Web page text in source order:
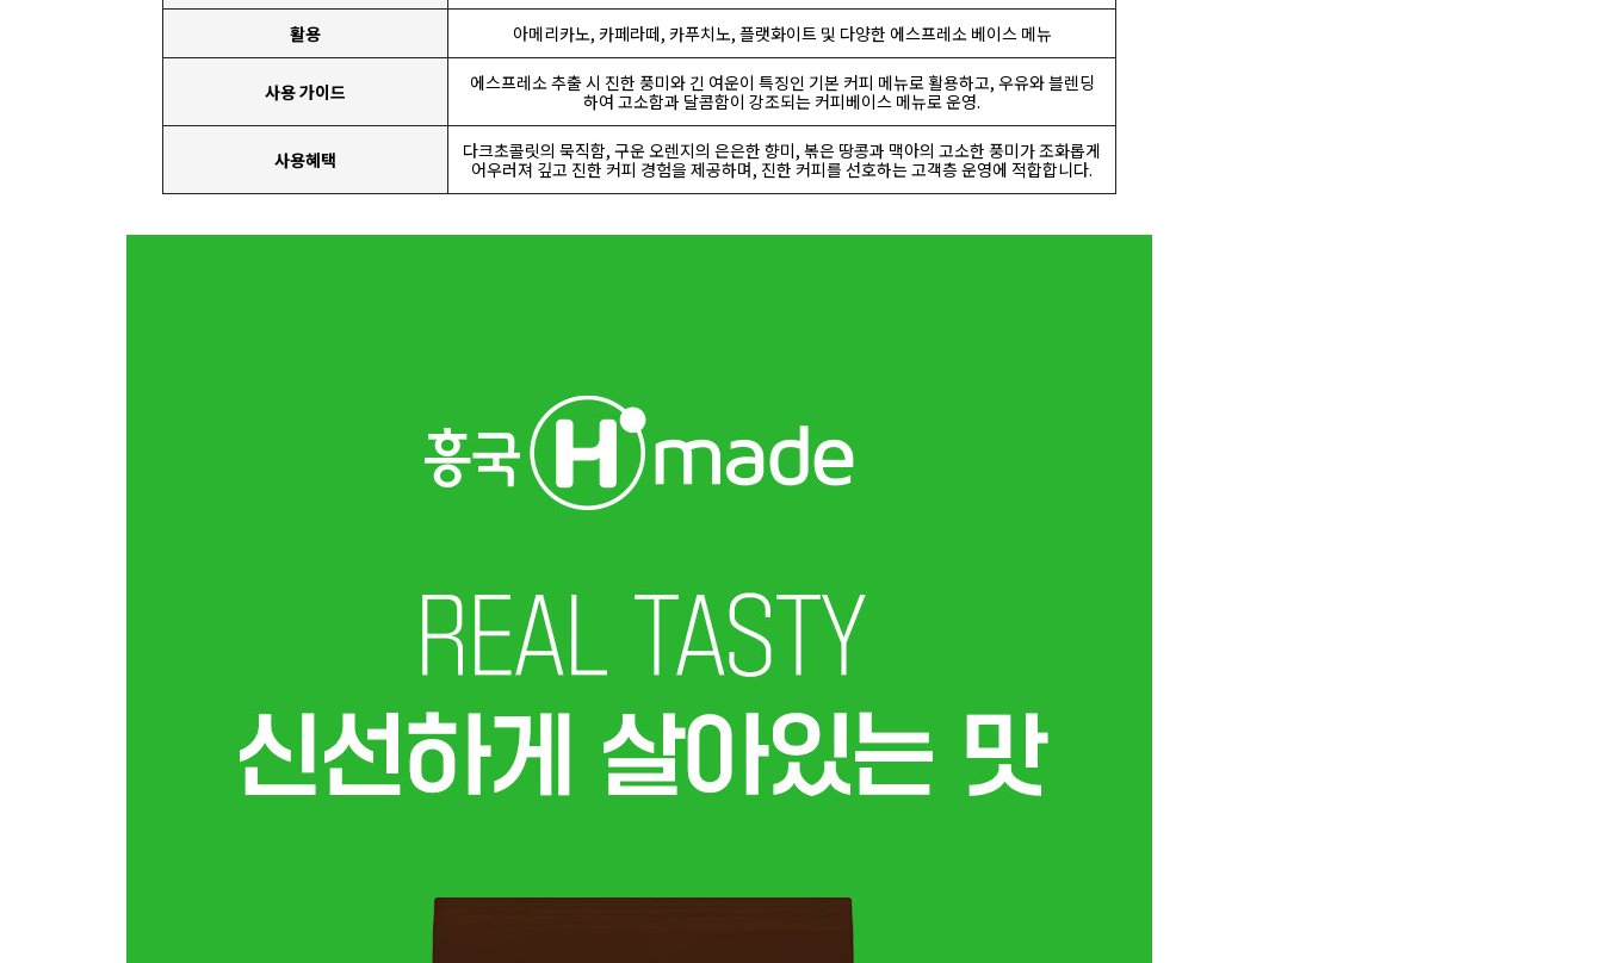
활용 아메리카노, 카페라떼, 카푸치노, 플랫화이트 및 다양한 에스프레소 베이스 메뉴
사용 가이드
에스프레소 추출 시 진한 풍미와 긴 여운이 특징인 기본 커피 메뉴로 활용하고, 우유와 블렌딩
하여 고소함과 달콤함이 강조되는 커피베이스 메뉴로 운영.
사용혜택
다크초콜릿의 묵직함, 구운 오렌지의 은은한 향미, 볶은 땅콩과 맥아의 고소한 풍미가 조화롭게
어우러져 깊고 진한 커피 경험을 제공하며, 진한 커피를 선호하는 고객층 운영에 적합합니다.